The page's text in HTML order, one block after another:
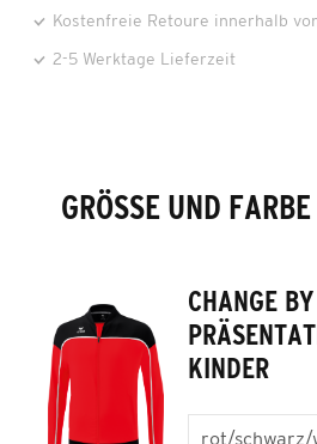
Kostenfreie Retoure innerhalb
2-5 Werktage Lieferzeit
GRÖSSE UND FARBE
CHANGE
KINDER